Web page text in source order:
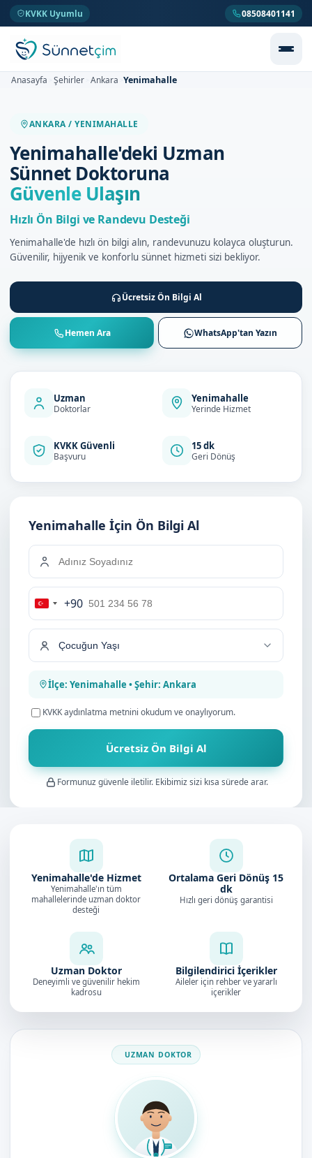
KVKK Uyumlu 08508401141
Anasayfa Şehirler Ankara Yenimahalle
ANKARA / YENIMAHALLE
Yenimahalle'deki Uzman
Sünnet Doktoruna
Güvenle Ulaşın
Hızlı Ön Bilgi ve Randevu Desteği
Yenimahalle'de hızlı ön bilgi alın, randevunuzu kolayca oluşturun.
Güvenilir, hijyenik ve konforlu sünnet hizmeti sizi bekliyor.
Ücretsiz Ön Bilgi Al
Hemen Ara WhatsApp'tan Yazın
Uzman
Doktorlar
Yenimahalle
Yerinde Hizmet
KVKK Güvenli
Başvuru
15 dk
Geri Dönüş
Yenimahalle İçin Ön Bilgi Al
Turkey
+90
+90
İlçe: Yenimahalle • Şehir: Ankara
KVKK aydınlatma metnini okudum ve onaylıyorum.
Ücretsiz Ön Bilgi Al
Formunuz güvenle iletilir. Ekibimiz sizi kısa sürede arar.
Yenimahalle'de Hizmet
Yenimahalle'ın tüm
mahallelerinde uzman doktor
desteği
Ortalama Geri Dönüş 15
dk
Hızlı geri dönüş garantisi
Uzman Doktor
Deneyimli ve güvenilir hekim
kadrosu
Bilgilendirici İçerikler
Aileler için rehber ve yararlı
içerikler
Doktorumuz